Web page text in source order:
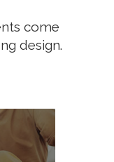
come
design.